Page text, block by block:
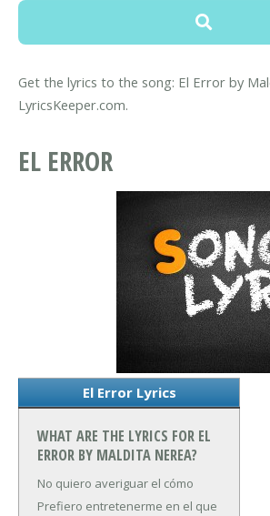
Get the lyrics to the song: El Error by
LyricsKeeper.com.
EL ERROR
El Error Lyrics
WHAT ARE THE LYRICS FOR EL
ERROR BY MALDITA NEREA?
No quiero averiguar el cómo
Prefiero entretenerme en el que